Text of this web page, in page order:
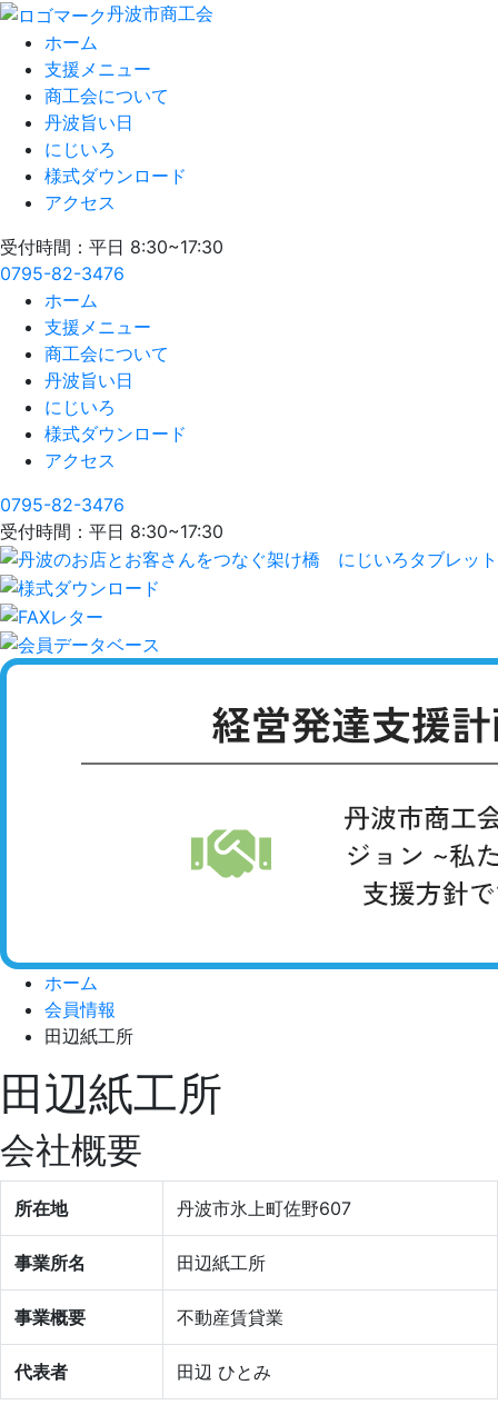
丹波市商工会
ホーム
支援メニュー
商工会について
丹波旨い日
にじいろ
様式ダウンロード
アクセス
受付時間：平日 8:30~17:30
0795-82-3476
ホーム
支援メニュー
商工会について
丹波旨い日
にじいろ
様式ダウンロード
アクセス
0795-82-3476
受付時間：平日 8:30~17:30
ホーム
会員情報
田辺紙工所
田辺紙工所
会社概要
所在地 丹波市氷上町佐野607
事業所名 田辺紙工所
事業概要 不動産賃貸業
代表者 田辺 ひとみ